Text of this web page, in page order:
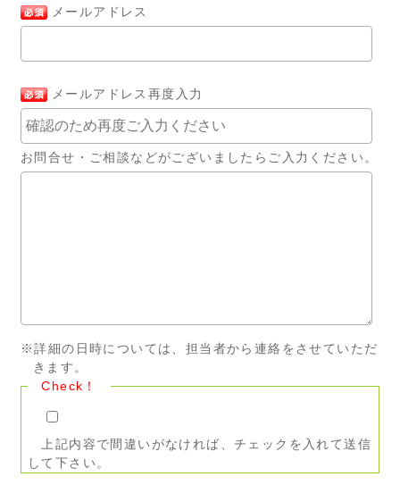
メールアドレス
メールアドレス再度入力
お問合せ・ご相談などがございましたらご入力ください。
※詳細の日時については、担当者から連絡をさせていただ
きます。
Check！
上記内容で間違いがなければ、チェックを入れて送信
して下さい。